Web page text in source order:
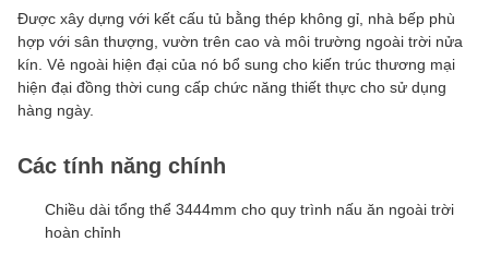
Được xây dựng với kết cấu tủ bằng thép không gỉ, nhà bếp phù
hợp với sân thượng, vườn trên cao và môi trường ngoài trời nửa
kín. Vẻ ngoài hiện đại của nó bổ sung cho kiến ​​trúc thương mại
hiện đại đồng thời cung cấp chức năng thiết thực cho sử dụng
hàng ngày.
Các tính năng chính
Chiều dài tổng thể 3444mm cho quy trình nấu ăn ngoài trời
hoàn chỉnh